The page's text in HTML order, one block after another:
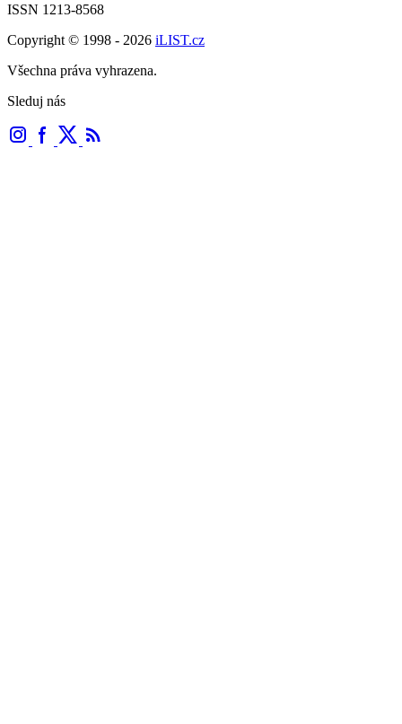
ISSN 1213-8568
Copyright © 1998 - 2026 iLIST.cz
Všechna práva vyhrazena.
Sleduj nás